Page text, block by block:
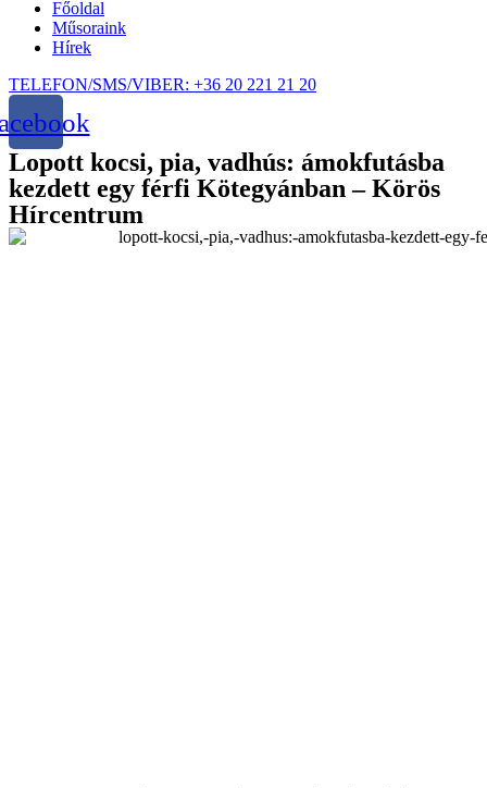
Főoldal
Műsoraink
Hírek
TELEFON/SMS/VIBER: +36 20 221 21 20
Lopott kocsi, pia, vadhús: ámokfutásba
kezdett egy férfi Kötegyánban – Körös
Hírcentrum